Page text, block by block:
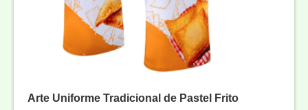
Arte Uniforme Tradicional de Pastel Frito